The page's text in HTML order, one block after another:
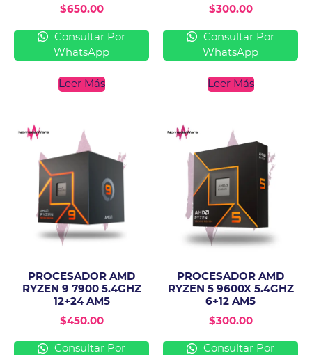
$650.00
Consultar Por
WhatsApp
Leer Más
$300.00
Consultar Por
WhatsApp
Leer Más
PROCESADOR AMD
RYZEN 9 7900 5.4GHZ
12+24 AM5
$450.00
Consultar Por
PROCESADOR AMD
RYZEN 5 9600X 5.4GHZ
6+12 AM5
$300.00
Consultar Por